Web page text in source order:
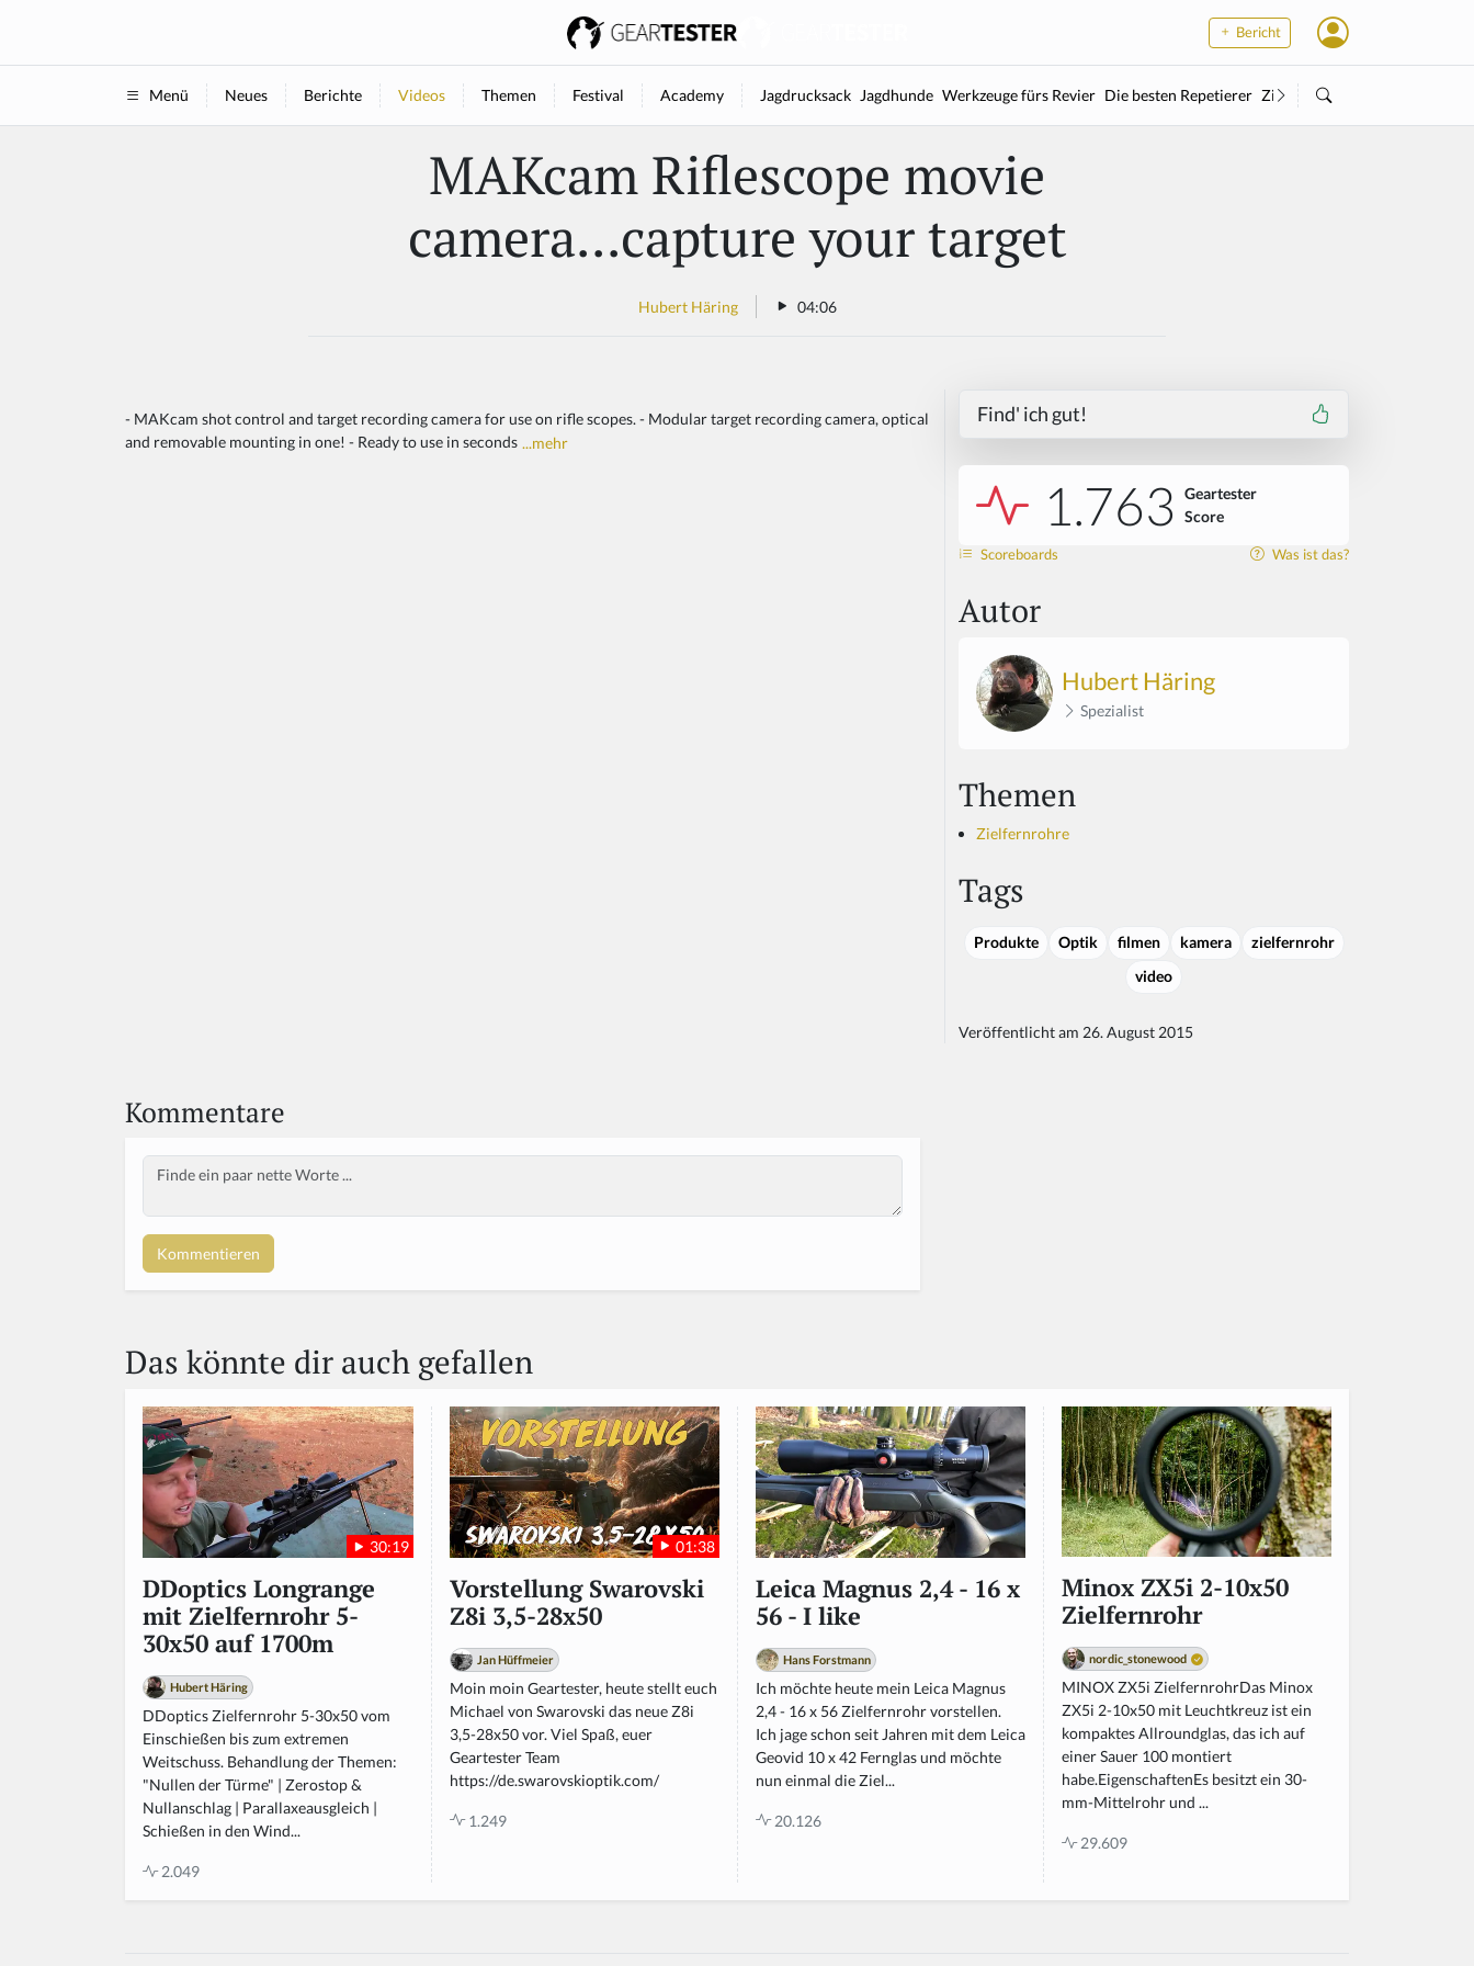
Bericht
Menü Neues Berichte Videos Themen Festival Academy Jagdrucksack Jagdhunde Werkzeuge fürs Revier Die besten Repetierer Zielstock
MAKcam Riflescope movie
camera...capture your target
Hubert Häring 04:06
- MAKcam shot control and target recording camera for use on rifle scopes. - Modular target recording camera, optical
and removable mounting in one! - Ready to use in seconds ...mehr
Find' ich gut!
1.763
Geartester
Score
Scoreboards Was ist das?
Autor
Hubert Häring
Spezialist
Themen
Zielfernrohre
Tags
Produkte Optik filmen kamera
zielfernrohr
video
Veröffentlicht am 26. August 2015
Kommentare
Body
Das könnte dir auch gefallen
30:19
DDoptics Longrange
mit Zielfernrohr 5-
30x50 auf 1700m
Hubert Häring
DDoptics Zielfernrohr 5-30x50 vom
Einschießen bis zum extremen
Weitschuss. Behandlung der Themen:
"Nullen der Türme" | Zerostop &
Nullanschlag | Parallaxeausgleich |
Schießen in den Wind...
2.049
01:38
Vorstellung Swarovski
Z8i 3,5-28x50
Jan Hüffmeier
Moin moin Geartester, heute stellt euch
Michael von Swarovski das neue Z8i
3,5-28x50 vor. Viel Spaß, euer
Geartester Team
https://de.swarovskioptik.com/
1.249
Leica Magnus 2,4 - 16 x
56 - I like
Hans Forstmann
Ich möchte heute mein Leica Magnus
2,4 - 16 x 56 Zielfernrohr vorstellen.
Ich jage schon seit Jahren mit dem Leica
Geovid 10 x 42 Fernglas und möchte
nun einmal die Ziel...
20.126
Minox ZX5i 2-10x50
Zielfernrohr
nordic_stonewood
MINOX ZX5i ZielfernrohrDas Minox
ZX5i 2-10x50 mit Leuchtkreuz ist ein
kompaktes Allroundglas, das ich auf
einer Sauer 100 montiert
habe.EigenschaftenEs besitzt ein 30-
mm-Mittelrohr und ...
29.609